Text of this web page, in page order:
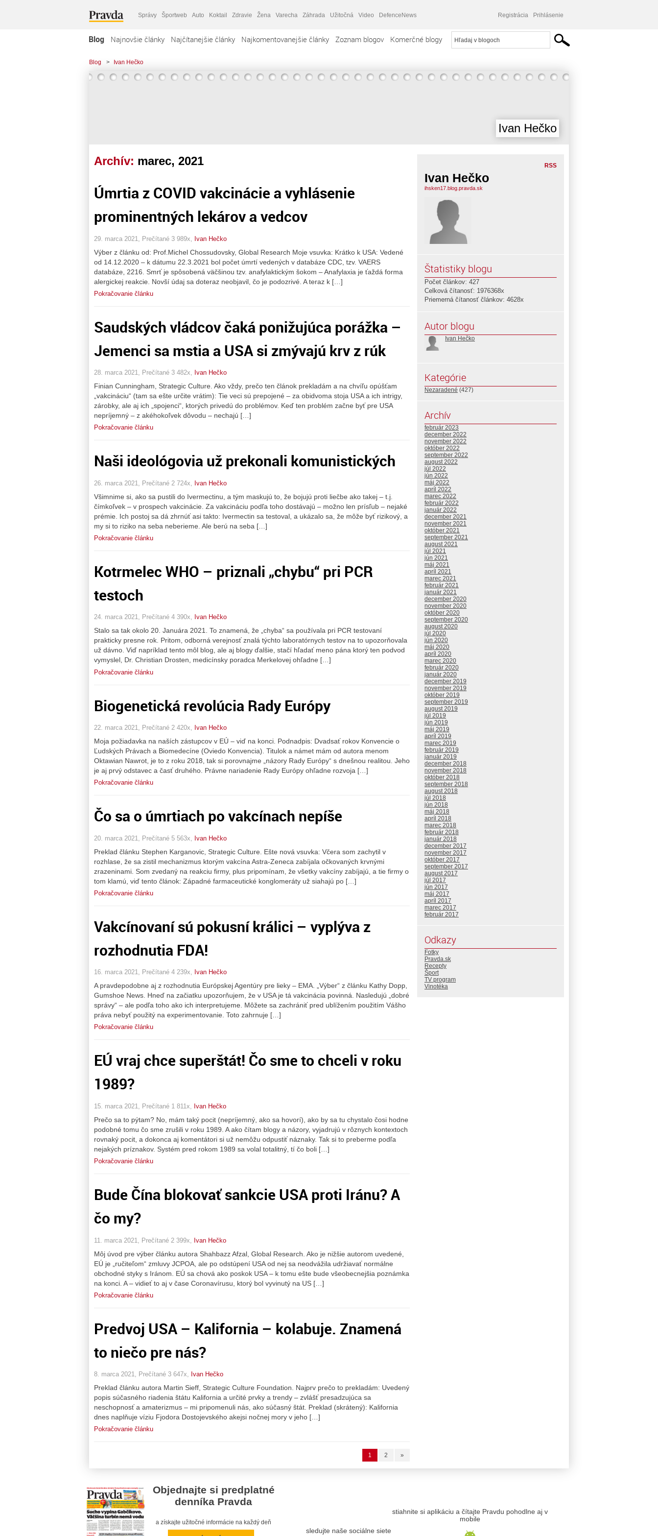
Správy Športweb Auto Koktail Zdravie Žena Varecha Záhrada Užitočná Video DefenceNews Registrácia Prihlásenie
Blog Najnovšie články Najčítanejšie články Najkomentovanejšie články Zoznam blogov Komerčné blogy
Blog > Ivan Hečko
Ivan Hečko
Archív: marec, 2021
Úmrtia z COVID vakcinácie a vyhlásenie
prominentných lekárov a vedcov
29. marca 2021, Prečítané 3 989x, Ivan Hečko
Výber z článku od: Prof.Michel Chossudovsky, Global Research Moje vsuvka: Krátko k USA: Vedené
od 14.12.2020 – k dátumu 22.3.2021 bol počet úmrtí vedených v databáze CDC, tzv. VAERS
databáze, 2216. Smrť je spôsobená väčšinou tzv. anafylaktickým šokom – Anafylaxia je ťaždá forma
alergickej reakcie. Novší údaj sa doteraz neobjavil, čo je podozrivé. A teraz k […]
Pokračovanie článku
Saudských vládcov čaká ponižujúca porážka –
Jemenci sa mstia a USA si zmývajú krv z rúk
28. marca 2021, Prečítané 3 482x, Ivan Hečko
Finian Cunningham, Strategic Culture. Ako vždy, prečo ten článok prekladám a na chvíľu opúšťam
„vakcináciu“ (tam sa ešte určite vrátim): Tie veci sú prepojené – za obidvoma stoja USA a ich intrigy,
zárobky, ale aj ich „spojenci“, ktorých privedú do problémov. Keď ten problém začne byť pre USA
nepríjemný – z akéhokoľvek dôvodu – nechajú […]
Pokračovanie článku
Naši ideológovia už prekonali komunistických
26. marca 2021, Prečítané 2 724x, Ivan Hečko
Všimnime si, ako sa pustili do Ivermectinu, a tým maskujú to, že bojujú proti liečbe ako takej – t.j.
čímkoľvek – v prospech vakcinácie. Za vakcináciu podľa toho dostávajú – možno len prísľub – nejaké
prémie. Ich postoj sa dá zhrnúť asi takto: Ivermectin sa testoval, a ukázalo sa, že môže byť rizikový, a
my si to riziko na seba neberieme. Ale berú na seba […]
Pokračovanie článku
Kotrmelec WHO – priznali „chybu“ pri PCR
testoch
24. marca 2021, Prečítané 4 390x, Ivan Hečko
Stalo sa tak okolo 20. Januára 2021. To znamená, že „chyba“ sa používala pri PCR testovaní
prakticky presne rok. Pritom, odborná verejnosť znalá týchto laboratórnych testov na to upozorňovala
už dávno. Viď napríklad tento môl blog, ale aj blogy ďalšie, stačí hľadať meno pána ktorý ten podvod
vymyslel, Dr. Christian Drosten, medicínsky poradca Merkelovej ohľadne […]
Pokračovanie článku
Biogenetická revolúcia Rady Európy
22. marca 2021, Prečítané 2 420x, Ivan Hečko
Moja požiadavka na naších zástupcov v EÚ – viď na konci. Podnadpis: Dvadsať rokov Konvencie o
Ľudských Právach a Biomedecíne (Oviedo Konvencia). Titulok a námet mám od autora menom
Oktawian Nawrot, je to z roku 2018, tak si porovnajme „názory Rady Európy“ s dnešnou realitou. Jeho
je aj prvý odstavec a časť druhého. Právne nariadenie Rady Európy ohľadne rozvoja […]
Pokračovanie článku
Čo sa o úmrtiach po vakcínach nepíše
20. marca 2021, Prečítané 5 563x, Ivan Hečko
Preklad článku Stephen Karganovic, Strategic Culture. Ešte nová vsuvka: Včera som zachytil v
rozhlase, že sa zistil mechanizmus ktorým vakcína Astra-Zeneca zabíjala očkovaných krvnými
zrazeninami. Som zvedaný na reakciu firmy, plus pripomínam, že všetky vakcíny zabíjajú, a tie firmy o
tom klamú, viď tento článok: Západné farmaceutické konglomeráty už siahajú po […]
Pokračovanie článku
Vakcínovaní sú pokusní králici – vyplýva z
rozhodnutia FDA!
16. marca 2021, Prečítané 4 239x, Ivan Hečko
A pravdepodobne aj z rozhodnutia Európskej Agentúry pre lieky – EMA. „Výber“ z článku Kathy Dopp,
Gumshoe News. Hneď na začiatku upozorňujem, že v USA je tá vakcinácia povinná. Nasledujú „dobré
správy“ – ale podľa toho ako ich interpretujeme. Môžete sa zachrániť pred ublížením použitím Vášho
práva nebyť použitý na experimentovanie. Toto zahrnuje […]
Pokračovanie článku
EÚ vraj chce superštát! Čo sme to chceli v roku
1989?
15. marca 2021, Prečítané 1 811x, Ivan Hečko
Prečo sa to pýtam? No, mám taký pocit (nepríjemný, ako sa hovorí), ako by sa tu chystalo čosi hodne
podobné tomu čo sme zrušili v roku 1989. A ako čítam blogy a názory, vyjadrujú v rôznych kontextoch
rovnaký pocit, a dokonca aj komentátori si už nemôžu odpustiť náznaky. Tak si to preberme podľa
nejakých príznakov. Systém pred rokom 1989 sa volal totalitný, tí čo boli […]
Pokračovanie článku
Bude Čína blokovať sankcie USA proti Iránu? A
čo my?
11. marca 2021, Prečítané 2 399x, Ivan Hečko
Môj úvod pre výber článku autora Shahbazz Afzal, Global Research. Ako je nižšie autorom uvedené,
EÚ je „ručiteľom“ zmluvy JCPOA, ale po odstúpení USA od nej sa neodvážila udržiavať normálne
obchodné styky s Iránom. EÚ sa chová ako poskok USA – k tomu ešte bude všeobecnejšia poznámka
na konci. A – vidieť to aj v čase Coronavírusu, ktorý bol vyvinutý na US […]
Pokračovanie článku
Predvoj USA – Kalifornia – kolabuje. Znamená
to niečo pre nás?
8. marca 2021, Prečítané 3 647x, Ivan Hečko
Preklad článku autora Martin Sieff, Strategic Culture Foundation. Najprv prečo to prekladám: Uvedený
popis súčasného riadenia štátu Kalifornia a určité prvky a trendy – zvlášť presadzujúca sa
neschopnosť a amaterizmus – mi pripomenuli nás, ako súčasný štát. Preklad (skrátený): Kalifornia
dnes naplňuje víziu Fjodora Dostojevského akejsi nočnej mory v jeho […]
Pokračovanie článku
1 2 »
RSS
Ivan Hečko
ihsken17.blog.pravda.sk
Štatistiky blogu
Počet článkov: 427
Celková čítanosť: 1976368x
Priemerná čítanosť článkov: 4628x
Autor blogu
Ivan Hečko
Kategórie
Nezaradené (427)
Archív
február 2023
december 2022
november 2022
október 2022
september 2022
august 2022
júl 2022
jún 2022
máj 2022
apríl 2022
marec 2022
február 2022
január 2022
december 2021
november 2021
október 2021
september 2021
august 2021
júl 2021
jún 2021
máj 2021
apríl 2021
marec 2021
február 2021
január 2021
december 2020
november 2020
október 2020
september 2020
august 2020
júl 2020
jún 2020
máj 2020
apríl 2020
marec 2020
február 2020
január 2020
december 2019
november 2019
október 2019
september 2019
august 2019
júl 2019
jún 2019
máj 2019
apríl 2019
marec 2019
február 2019
január 2019
december 2018
november 2018
október 2018
september 2018
august 2018
júl 2018
jún 2018
máj 2018
apríl 2018
marec 2018
február 2018
január 2018
december 2017
november 2017
október 2017
september 2017
august 2017
júl 2017
jún 2017
máj 2017
apríl 2017
marec 2017
február 2017
Odkazy
Fotky
Pravda.sk
Recepty
Šport
TV program
Vinotéka
Objednajte si predplatné
denníka Pravda
a získajte užitočné informácie na každý deň
sledujte naše sociálne siete
stiahnite si aplikáciu a čítajte Pravdu pohodlne aj v
mobile